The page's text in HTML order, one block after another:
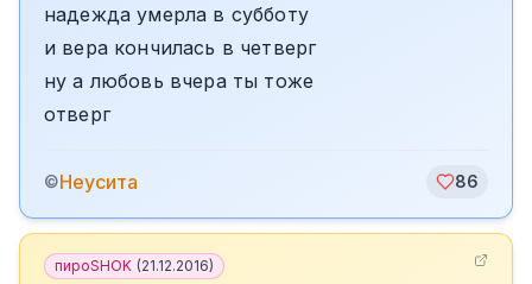
надежда умерла в субботу
и вера кончилась в четверг
ну а любовь вчера ты тоже
отверг
©Неусита 86
пироSHOK (21.12.2016)